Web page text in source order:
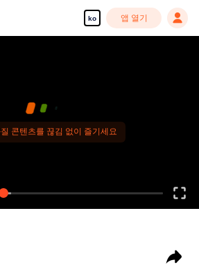
ko 앱 열기
콘텐츠를 끊김 없이 즐기세요